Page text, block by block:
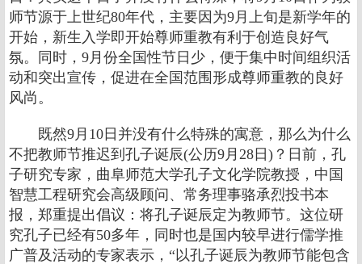
师节源于上世纪80年代，主要因为9月上旬是新学年的
开始，新生入学即开始尊师重教有利于创造良好气
氛。同时，9月份全国性节日少，便于集中时间组织活
动和突出宣传，促进在全国范围形成尊师重教的良好
风尚。
既然9月10日并没有什么特殊的寓意，那么为什么
不把教师节推迟到孔子诞辰(公历9月28日)？日前，孔
子研究专家，曲阜师范大学孔子文化学院教授，中国
智慧工程研究会高级顾问、常务理事骆承烈投书本
报，郑重提出倡议：将孔子诞辰定为教师节。这位研
究孔子已经有50多年，同时也是国内较早进行儒学推
广普及活动的专家表示，“以孔子诞辰为教师节能包含